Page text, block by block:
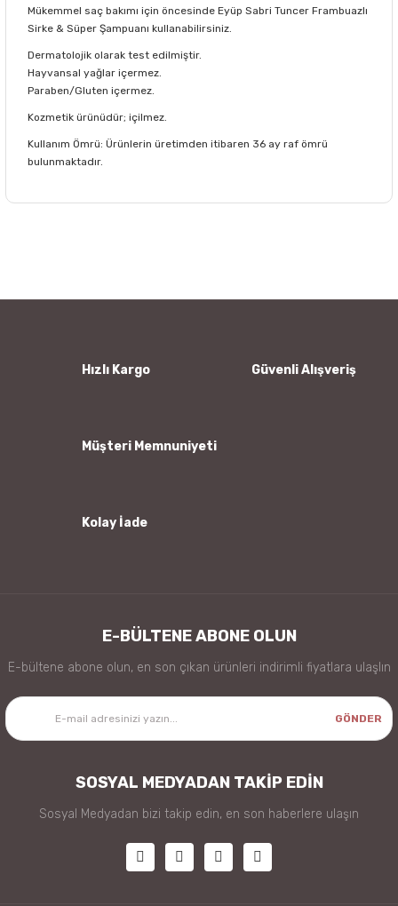
Mükemmel saç bakımı için öncesinde Eyüp Sabri Tuncer Frambuazlı
Sirke & Süper Şampuanı kullanabilirsiniz.
Dermatolojik olarak test edilmiştir.
Hayvansal yağlar içermez.
Paraben/Gluten içermez.
Kozmetik ürünüdür; içilmez.
Kullanım Ömrü: Ürünlerin üretimden itibaren 36 ay raf ömrü
bulunmaktadır.
Ürün bilgilerinde hatalar bulunuyor.
Hızlı Kargo Güvenli Alışveriş
Müşteri Memnuniyeti
Kolay İade
E-BÜLTENE ABONE OLUN
E-bültene abone olun, en son çıkan ürünleri indirimli fiyatlara ulaşlın
GÖNDER
SOSYAL MEDYADAN TAKİP EDİN
Sosyal Medyadan bizi takip edin, en son haberlere ulaşın